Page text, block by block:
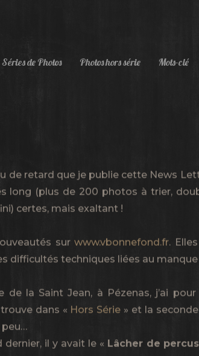
Séries de Photos Photos hors série Mots-clé
de retard que je publie cette News
long (plus de 200 photos à trier,
certes, mais exaltant !
surwww.vbonnefond.fr.
difficultés techniques liées au
de la Saint Jean, à Pézenas, j’ai
dans « Hors Série » et la
peu…
dernier, il y avait le « Lâcher de